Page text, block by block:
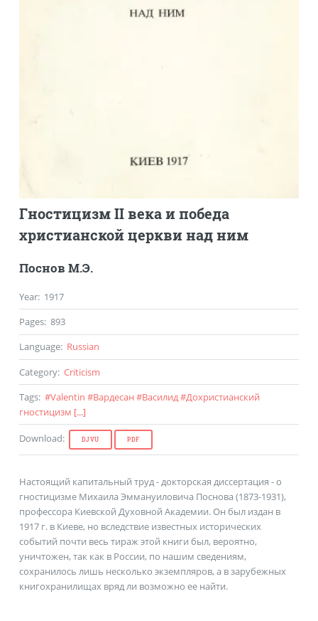
Гностицизм II века и победа
христианской церкви над ним
Поснов М.Э.
Year: 1917
Pages: 893
Language: Russian
Category: Criticism
Tags: #Valentin #Вардесан #Василид#Дохристианский
гностицизм [...]
Download: DJVU PDF
Настоящий капитальный труд - докторская диссертация - о
гностицизме Михаила Эммануиловича Поснова (1873-1931),
профессора Киевской Духовной Академии. Он был издан в
1917 г. в Киеве, но вследствие известных исторических
событий почти весь тираж этой книги был, вероятно,
уничтожен, так как в России, по нашим сведениям,
сохранилось лишь несколько экземпляров, а в зарубежных
книгохранилищах вряд ли возможно ее найти.